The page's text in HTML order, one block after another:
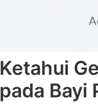
Ketahui
pada Bayi